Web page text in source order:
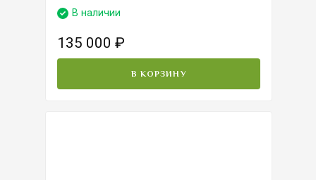
В наличии
135 000 ₽
В КОРЗИНУ